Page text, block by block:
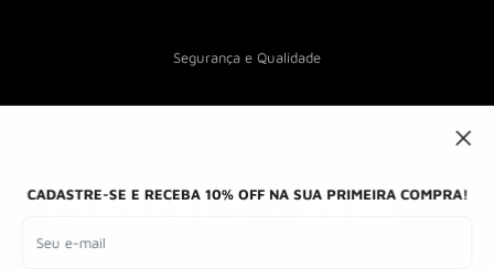
CADASTRE-SE E RECEBA 10% OFF NA SUA PRIMEIRA COMPRA!
Seu e-mail
Segurança e Qualidade